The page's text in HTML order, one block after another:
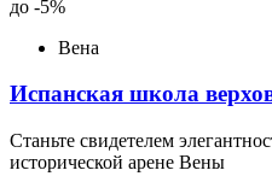
до -5%
Вена
Испанская школа
Станьте свидетелем
исторической арене Вены